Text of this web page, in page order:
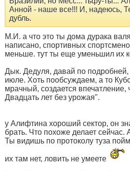
Анной - наше все!!! И, надеюсь,
дубль.
М.И. а что это ты дома дурака
написано, спортивных
меньше. тут ты еще уменьшил их
Дык. Дедуля, давай по подробней,
июле. Хоть пообсуждаем, а то
мрачный, создается впечатление,
Двадцать лет без урожая".
у Алифтина хороший сектор, он
брать. Что похоже делает сейчас.
Ты видишь по протоколу туза
их там нет, ловить не умеете